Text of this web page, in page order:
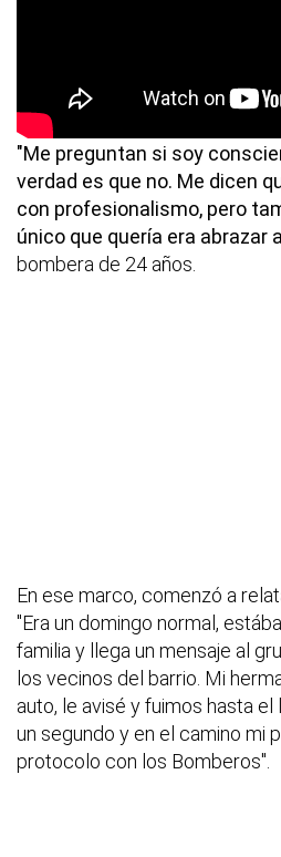
"Me preguntan si soy
verdad es que no. Me dicen
con profesionalismo, pero
único que quería era abrazar
bombera de 24 años.
En ese marco, comenzó a
"Era un domingo normal,
familia y llega un mensaje al
los vecinos del barrio. Mi
auto, le avisé y fuimos hasta el
un segundo y en el camino mi
protocolo con los Bomberos".